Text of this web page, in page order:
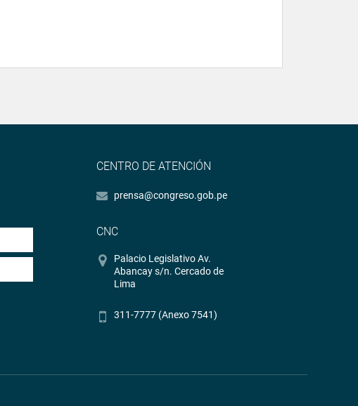
CENTRO DE ATENCIÓN
prensa@congreso.gob.pe
CNC
Palacio Legislativo Av.
Abancay s/n. Cercado de
Lima
311-7777 (Anexo 7541)